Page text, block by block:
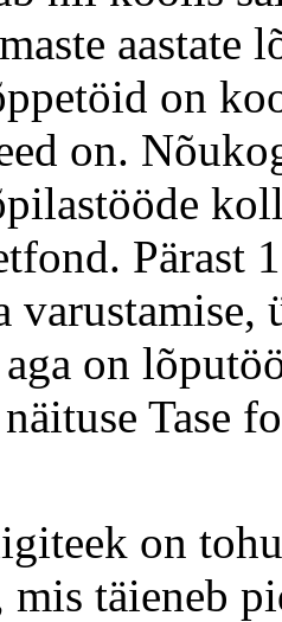
aastate
on
on.
Pärast
varustamise,
on
Tase
on
täieneb